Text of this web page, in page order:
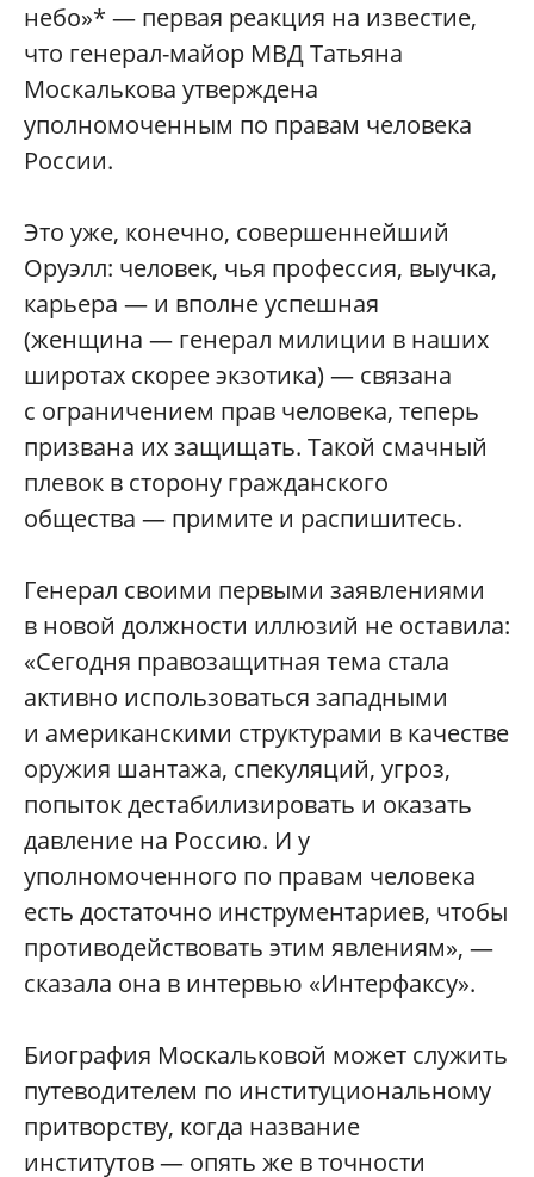
небо»* — первая реакция на известие,
что генерал-майор МВД Татьяна
Москалькова утверждена
уполномоченным по правам человека
России.
Это уже, конечно, совершеннейший
Оруэлл: человек, чья профессия, выучка,
карьера — и вполне успешная
(женщина — генерал милиции в наших
широтах скорее экзотика) — связана
с ограничением прав человека, теперь
призвана их защищать. Такой смачный
плевок в сторону гражданского
общества — примите и распишитесь.
Генерал своими первыми заявлениями
в новой должности иллюзий не оставила:
«Сегодня правозащитная тема стала
активно использоваться западными
и американскими структурами в качестве
оружия шантажа, спекуляций, угроз,
попыток дестабилизировать и оказать
давление на Россию. И у
уполномоченного по правам человека
есть достаточно инструментариев, чтобы
противодействовать этим явлениям», —
сказала она в интервью «Интерфаксу».
Биография Москальковой может служить
путеводителем по институциональному
притворству, когда название
институтов — опять же в точности